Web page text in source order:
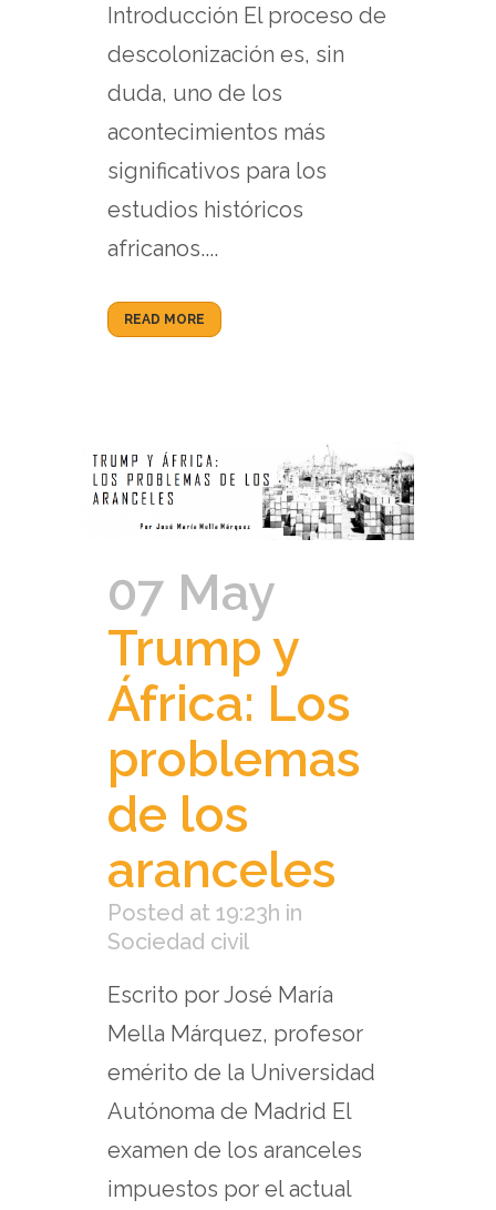
Introducción El proceso de
descolonización es, sin
duda, uno de los
acontecimientos más
significativos para los
estudios históricos
africanos....
READ MORE
07 May
Trump y
África: Los
problemas
de los
aranceles
Posted at 19:23h in
Sociedad civil
Escrito por José María
Mella Márquez, profesor
emérito de la Universidad
Autónoma de Madrid El
examen de los aranceles
impuestos por el actual